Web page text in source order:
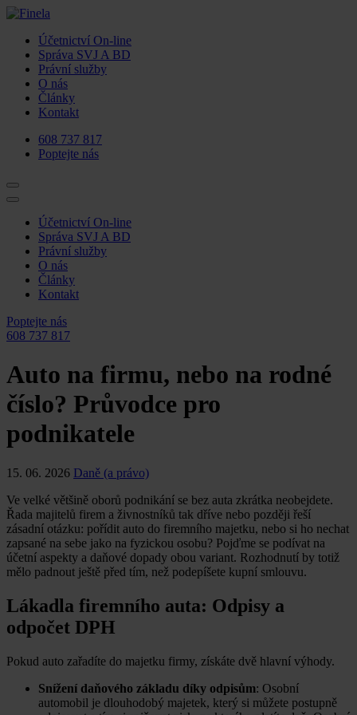
Účetnictví On-line
Správa SVJ A BD
Právní služby
O nás
Články
Kontakt
608 737 817
Poptejte nás
Účetnictví On-line
Správa SVJ A BD
Právní služby
O nás
Články
Kontakt
Poptejte nás
608 737 817
Auto na firmu, nebo na rodné
číslo? Průvodce pro
podnikatele
15. 06. 2026 Daně (a právo)
Ve velké většině oborů podnikání se bez auta zkrátka neobejdete.
Řada majitelů firem a živnostníků tak dříve nebo později řeší
zásadní otázku: pořídit auto do firemního majetku, nebo si ho nechat
zapsané na sebe jako na fyzickou osobu? Pojďme se podívat na
účetní aspekty a daňové dopady obou variant. Rozhodnutí by totiž
mělo padnout ještě před tím, než podepíšete kupní smlouvu.
Lákadla firemního auta: Odpisy a
odpočet DPH
Pokud auto zařadíte do majetku firmy, získáte dvě hlavní výhody.
Snížení daňového základu díky odpisům: Osobní
automobil je dlouhodobý majetek, který si můžete postupně